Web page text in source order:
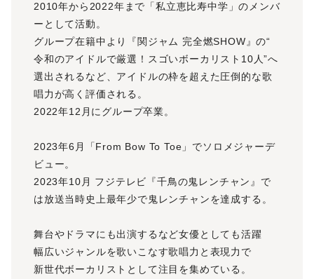
2010年から2022年まで「私立恵比寿中学」のメンバ
ーとして活動。
グループ在籍中より『関ジャム 完全燃SHOW』の“
令和のアイドルで厳選！スゴいボーカリスト10人”へ
選出されるなど、アイドルの枠を超えた圧倒的な歌
唱力が高く評価される。
2022年12月にグループ卒業。
2023年6月「From Bow To Toe」でソロメジャーデ
ビュー。
2023年10月 フジテレビ『千鳥の鬼レンチャン』で
は放送当時史上最年少で鬼レンチャンを達成する。
舞台やドラマにも出演するなど女優としても活躍
幅広いジャンルを歌いこなす歌唱力と表現力で
新世代ボーカリストとして注目を集めている。